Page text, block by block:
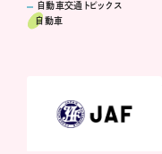
自動車交通トピックス
自動車